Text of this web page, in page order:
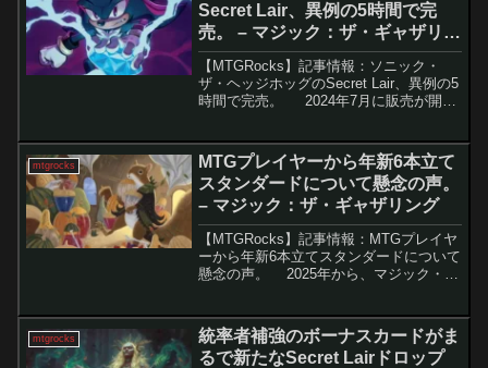
Secret Lair、異例の5時間で完
売。 – マジック：ザ・ギャザリン
グ
【MTGRocks】記事情報：ソニック・
ザ・ヘッジホッグのSecret Lair、異例の5
時間で完売。 2024年7月に販売が開始
ナルファンタジー」...
mtgrocks
MTGプレイヤーから年新6本立て
スタンダードについて懸念の声。
– マジック：ザ・ギャザリング
【MTGRocks】記事情報：MTGプレイヤ
ーから年新6本立てスタンダードについて
懸念の声。 2025年から、マジック・
ットリリース」モデルが導入されます
が、...
mtgrocks
統率者補強のボーナスカードがま
るで新たなSecret Lairドロップ